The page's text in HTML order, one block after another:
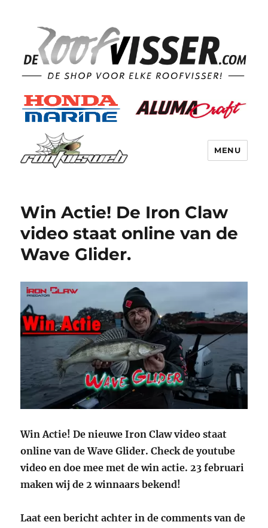
MENU
Win Actie! De Iron Claw
video staat online van de
Wave Glider.
Win Actie! De nieuwe Iron Claw video staat
online van de Wave Glider. Check de youtube
video en doe mee met de win actie. 23 februari
maken wij de 2 winnaars bekend!
Laat een bericht achter in de comments van de